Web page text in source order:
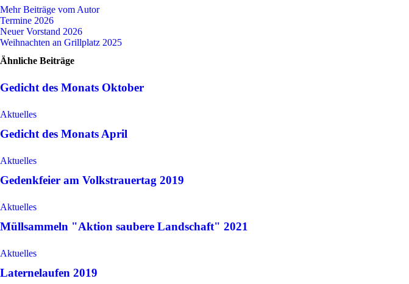
Mehr Beiträge vom Autor
Termine 2026
Neuer Vorstand 2026
Weihnachten an Grillplatz 2025
Ähnliche Beiträge
Gedicht des Monats Oktober
Aktuelles
Gedicht des Monats April
Aktuelles
Gedenkfeier am Volkstrauertag 2019
Aktuelles
Müllsammeln "Aktion saubere Landschaft" 2021
Aktuelles
Laternelaufen 2019